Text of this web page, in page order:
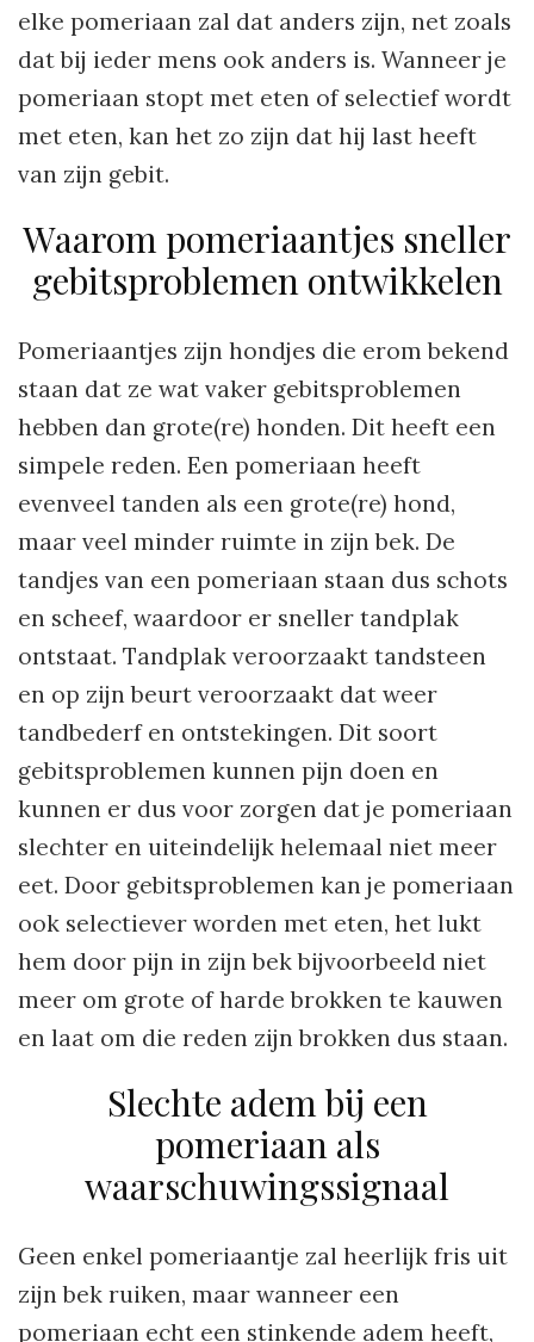
elke pomeriaan zal dat anders zijn, net zoals
dat bij ieder mens ook anders is. Wanneer je
pomeriaan stopt met eten of selectief wordt
met eten, kan het zo zijn dat hij last heeft
van zijn gebit.
Waarom pomeriaantjes sneller
gebitsproblemen ontwikkelen
Pomeriaantjes zijn hondjes die erom bekend
staan dat ze wat vaker gebitsproblemen
hebben dan grote(re) honden. Dit heeft een
simpele reden. Een pomeriaan heeft
evenveel tanden als een grote(re) hond,
maar veel minder ruimte in zijn bek. De
tandjes van een pomeriaan staan dus schots
en scheef, waardoor er sneller tandplak
ontstaat. Tandplak veroorzaakt tandsteen
en op zijn beurt veroorzaakt dat weer
tandbederf en ontstekingen. Dit soort
gebitsproblemen kunnen pijn doen en
kunnen er dus voor zorgen dat je pomeriaan
slechter en uiteindelijk helemaal niet meer
eet. Door gebitsproblemen kan je pomeriaan
ook selectiever worden met eten, het lukt
hem door pijn in zijn bek bijvoorbeeld niet
meer om grote of harde brokken te kauwen
en laat om die reden zijn brokken dus staan.
Slechte adem bij een
pomeriaan als
waarschuwingssignaal
Geen enkel pomeriaantje zal heerlijk fris uit
zijn bek ruiken, maar wanneer een
pomeriaan echt een stinkende adem heeft,